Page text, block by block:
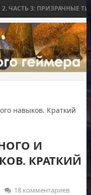
3: ПРИЗРАЧНЫЕ ТИТАНЫ И
навыков. Краткий
И
КРАТКИЙ
18 комментариев